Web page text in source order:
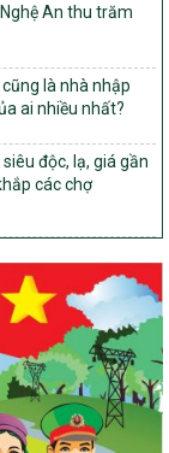
I: Từ năm 2026
kiện thuộc Bộ
– 2030 thuộc
và Môi trường
dựng nông thôn
tế – xã hội vùng
ngân sách trung
xây dựng nông
kinh tế – xã hội
giai đoạn 2026 –
An thu trăm
là nhà nhập
ai nhiều nhất?
độc, lạ, giá gần
các chợ